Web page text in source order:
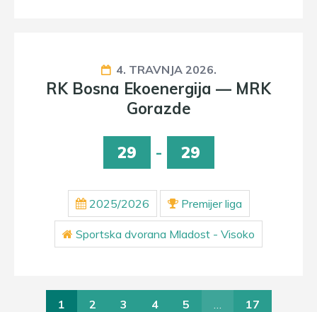
4. TRAVNJA 2026.
RK Bosna Ekoenergija — MRK
Gorazde
29 - 29
2025/2026 Premijer liga
Sportska dvorana Mladost - Visoko
1 2 3 4 5 … 17